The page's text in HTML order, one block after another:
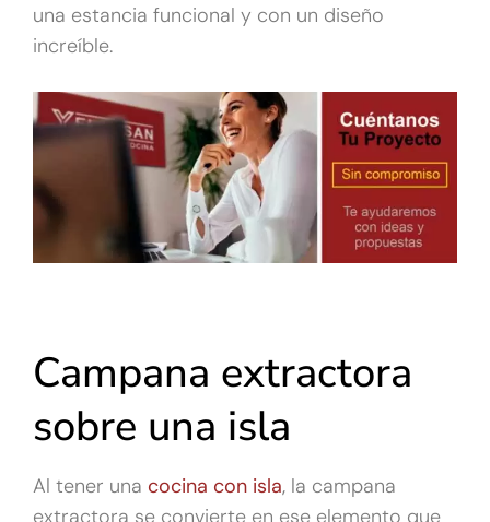
una estancia funcional y con un diseño
increíble.
Campana extractora
sobre una isla
Al tener una cocina con isla, la campana
extractora se convierte en ese elemento que